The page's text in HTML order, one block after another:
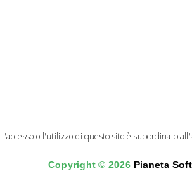
L'accesso o l'utilizzo di questo sito è subordinato
Copyright © 2026 Pianeta